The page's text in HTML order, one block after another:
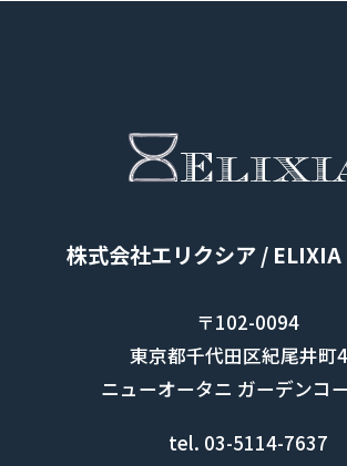
株式会社エリクシア /
〒102-0094
東京都千代田区紀尾井町
ニューオータニ ガーデンコ
tel. 03-5114-7637